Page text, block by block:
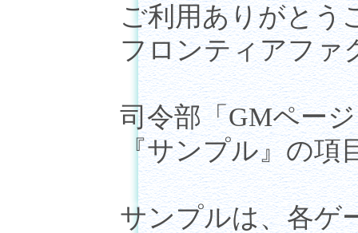
ご利用ありがとう
フロンティアファ
司令部「GMペー
『サンプル』の
サンプルは、各ゲ